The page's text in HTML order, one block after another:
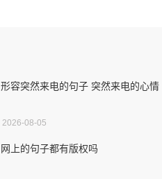
形容突然来电的句子 突然来电的心情
2026-08-05
网上的句子都有版权吗